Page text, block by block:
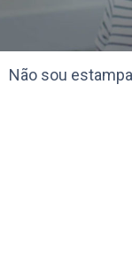
Não sou